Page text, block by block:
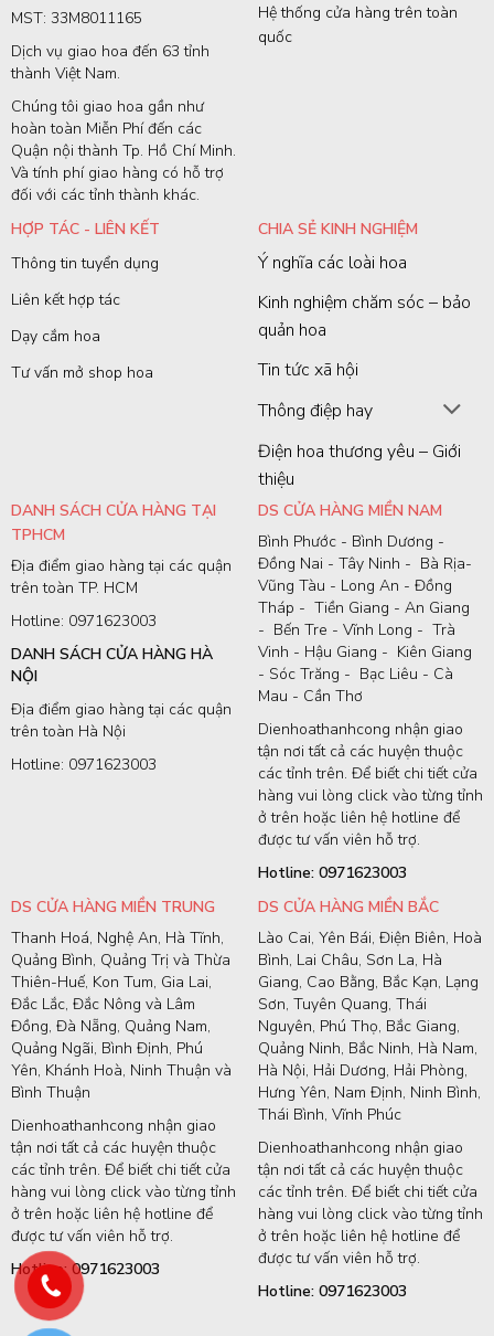
MST: 33M8011165
Dịch vụ giao hoa đến 63 tỉnh
thành Việt Nam.
Chúng tôi giao hoa gần như
hoàn toàn Miễn Phí đến các
Quận nội thành Tp. Hồ Chí Minh.
Và tính phí giao hàng có hỗ trợ
đối với các tỉnh thành khác.
Hệ thống cửa hàng trên toàn
quốc
HỢP TÁC - LIÊN KẾT
Thông tin tuyển dụng
Liên kết hợp tác
Dạy cắm hoa
Tư vấn mở shop hoa
CHIA SẺ KINH NGHIỆM
Ý nghĩa các loài hoa
Kinh nghiệm chăm sóc – bảo
quản hoa
Tin tức xã hội
Thông điệp hay
Điện hoa thương yêu – Giới
thiệu
DANH SÁCH CỬA HÀNG TẠI
TPHCM
Địa điểm giao hàng tại các quận
trên toàn TP. HCM
Hotline: 0971623003
DANH SÁCH CỬA HÀNG HÀ
NỘI
Địa điểm giao hàng tại các quận
trên toàn Hà Nội
Hotline: 0971623003
DS CỬA HÀNG MIỀN NAM
Bình Phước - Bình Dương -
Đồng Nai - Tây Ninh - Bà Rịa-
Vũng Tàu - Long An - Đồng
Tháp - Tiền Giang - An Giang
- Bến Tre - Vĩnh Long - Trà
Vinh - Hậu Giang - Kiên Giang
- Sóc Trăng - Bạc Liêu - Cà
Mau - Cần Thơ
Dienhoathanhcong nhận giao
tận nơi tất cả các huyện thuộc
các tỉnh trên. Để biết chi tiết cửa
hàng vui lòng click vào từng tỉnh
ở trên hoặc liên hệ hotline để
được tư vấn viên hỗ trợ.
Hotline: 0971623003
DS CỬA HÀNG MIỀN TRUNG
Thanh Hoá, Nghệ An, Hà Tĩnh,
Quảng Bình, Quảng Trị và Thừa
Thiên-Huế, Kon Tum, Gia Lai,
Đắc Lắc, Đắc Nông và Lâm
Đồng, Đà Nẵng, Quảng Nam,
Quảng Ngãi, Bình Định, Phú
Yên, Khánh Hoà, Ninh Thuận và
Bình Thuận
Dienhoathanhcong nhận giao
tận nơi tất cả các huyện thuộc
các tỉnh trên. Để biết chi tiết cửa
hàng vui lòng click vào từng tỉnh
ở trên hoặc liên hệ hotline để
được tư vấn viên hỗ trợ.
Hotline: 0971623003
DS CỬA HÀNG MIỀN BẮC
Lào Cai, Yên Bái, Điện Biên, Hoà
Bình, Lai Châu, Sơn La, Hà
Giang, Cao Bằng, Bắc Kạn, Lạng
Sơn, Tuyên Quang, Thái
Nguyên, Phú Thọ, Bắc Giang,
Quảng Ninh, Bắc Ninh, Hà Nam,
Hà Nội, Hải Dương, Hải Phòng,
Hưng Yên, Nam Định, Ninh Bình,
Thái Bình, Vĩnh Phúc
Dienhoathanhcong nhận giao
tận nơi tất cả các huyện thuộc
các tỉnh trên. Để biết chi tiết cửa
hàng vui lòng click vào từng tỉnh
ở trên hoặc liên hệ hotline để
được tư vấn viên hỗ trợ.
Hotline: 0971623003